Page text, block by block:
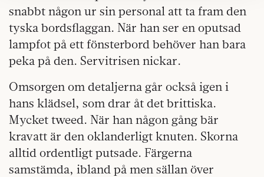
kan du göra dethär.
snabbt någon ur sin personal att ta fram den
tyska bordsflaggan. När han ser en oputsad
lampfot på ett fönsterbord behöver han bara
peka på den. Servitrisen nickar.
Omsorgen om detaljerna går också igen i
hans klädsel, som drar åt det brittiska.
Mycket tweed. När han någon gång bär
kravatt är den oklanderligt knuten. Skorna
alltid ordentligt putsade. Färgerna
samstämda, ibland på men sällan över